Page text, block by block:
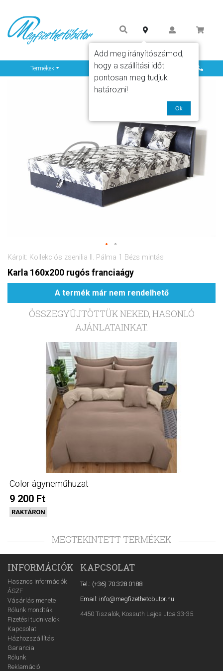
Termékek Info
Kárpit: Kollekciós zsenilia II. Pálma 1 Bézs mintás
Karla 160x200 rugós franciaágy
A termék már nem rendelhető
ÖSSZEGYŰJTÖTTÜK NEKED, HASONLÓ
AJÁNLATAINKAT.
Color ágyneműhuzat
9 200 Ft
RAKTÁRON
MEGTEKINTETT TERMÉKEK
INFORMÁCIÓK
Hasznos információk
ÁSZF
Vásárlás menete
Rólunk mondták
Fizetési tudnivalók
Kapcsolat
Házhozszállítás
Garancia
Rólunk
Reklamáció
KAPCSOLAT
Tel.: (+36) 70 328 0188
Email: info@megfizethetobutor.hu
4450 Tiszalök, Kossuth Lajos utca 33-35.
Add meg irányítószámod,
hogy a szállítási időt
pontosan meg tudjuk
határozni!
Ok